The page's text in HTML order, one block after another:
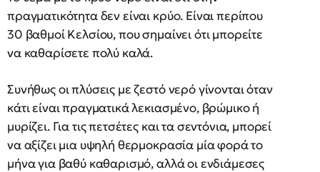
πραγματικότητα δεν είναι κρύο. Είναι περίπου
30 βαθμοί Κελσίου, που σημαίνει ότι μπορείτε
να καθαρίσετε πολύ καλά.
Συνήθως οι πλύσεις με ζεστό νερό γίνονται όταν
κάτι είναι πραγματικά λεκιασμένο, βρώμικο ή
μυρίζει. Για τις πετσέτες και τα σεντόνια, μπορεί
να αξίζει μια υψηλή θερμοκρασία μία φορά το
μήνα για βαθύ καθαρισμό, αλλά οι ενδιάμεσες